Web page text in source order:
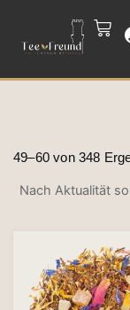
49–60 von 348